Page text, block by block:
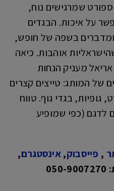
ספורט שמרגישים נוח,
על איכות. הבגדים
ומדברים בשפה של חופש,
אוהבות. כיאה
מעניק הנחות
של המותג: טייצים קצרים
גופיות, בגדי גוף. טווח
, פייסבוק,אינסטגרם,